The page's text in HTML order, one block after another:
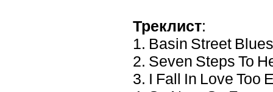
Треклист:
1. Basin Street Blues
2. Seven Steps To
3. I Fall In Love Too